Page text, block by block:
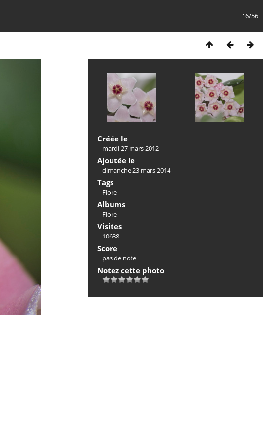
16/56
Créée le
mardi 27 mars 2012
Ajoutée le
dimanche 23 mars 2014
Tags
Flore
Albums
Flore
Visites
10688
Score
pas de note
Notez cette photo